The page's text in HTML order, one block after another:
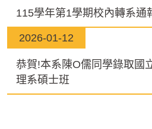
115學年第1學期校內轉系通
恭賀!本系陳O儒同學錄取國
理系碩士班
2026-01-12